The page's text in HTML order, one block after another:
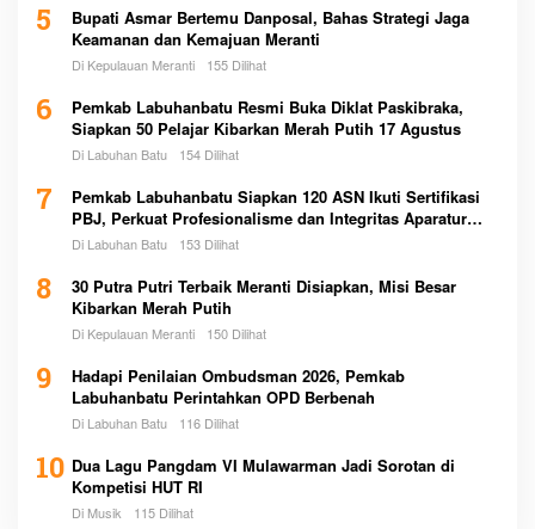
5
Bupati Asmar Bertemu Danposal, Bahas Strategi Jaga
Keamanan dan Kemajuan Meranti
Di Kepulauan Meranti 155 Dilihat
6
Pemkab Labuhanbatu Resmi Buka Diklat Paskibraka,
Siapkan 50 Pelajar Kibarkan Merah Putih 17 Agustus
Di Labuhan Batu 154 Dilihat
7
Pemkab Labuhanbatu Siapkan 120 ASN Ikuti Sertifikasi
PBJ, Perkuat Profesionalisme dan Integritas Aparatur
Pemerintah
Di Labuhan Batu 153 Dilihat
8
30 Putra Putri Terbaik Meranti Disiapkan, Misi Besar
Kibarkan Merah Putih
Di Kepulauan Meranti 150 Dilihat
9
Hadapi Penilaian Ombudsman 2026, Pemkab
Labuhanbatu Perintahkan OPD Berbenah
Di Labuhan Batu 116 Dilihat
10 Dua Lagu Pangdam VI Mulawarman Jadi Sorotan di
Kompetisi HUT RI
Di Musik 115 Dilihat